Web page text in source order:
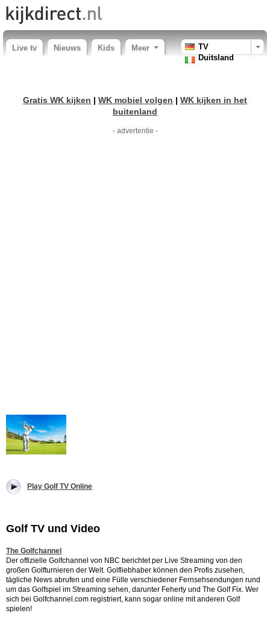
Live tv Nieuws Kids Meer
TV
Duitsland
Gratis WK kijken | WK mobiel volgen | WK kijken in het
buitenland
- advertentie -
Play Golf TV Online
Golf TV und Video
The Golfchannel
Der offizielle Golfchannel von NBC berichtet per Live Streaming von den
großen Golfturnieren der Welt. Golfliebhaber können den Profis zusehen,
tägliche News abrufen und eine Fülle verschiedener Fernsehsendungen rund
um das Golfspiel im Streaming sehen, darunter Feherty und The Golf Fix. Wer
sich bei Golfchannel.com registriert, kann sogar online mit anderen Golf
spielen!